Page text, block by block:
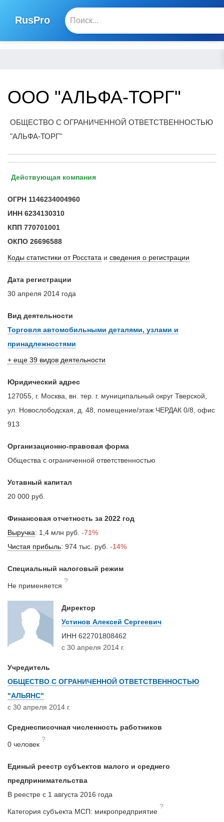
RusPro
ООО "АЛЬФА-ТОРГ"
ОБЩЕСТВО С ОГРАНИЧЕННОЙ ОТВЕТСТВЕННОСТЬЮ
"АЛЬФА-ТОРГ"
Действующая компания
ОГРН 1146234004960
ИНН 6234130310
КПП 770701001
ОКПО 26696588
Коды статистики от Росстата и сведения о регистрации
Дата регистрации
30 апреля 2014 года
Вид деятельности
Торговля автомобильными деталями, узлами и
принадлежностями
+ еще 39 видов деятельности
Юридический адрес
127055, г. Москва, вн. тер. г. муниципальный округ Тверской,
ул. Новослободская, д. 48, помещение/этаж ЧЕРДАК 0/8, офис
913
Организационно-правовая форма
Общества с ограниченной ответственностью
Уставный капитал
20 000 руб.
Финансовая отчетность за 2022 год
Выручка: 1,4 млн руб. -71%
Чистая прибыль: 974 тыс. руб. -14%
Специальный налоговый режим
Не применяется
?
Директор
Устинов Алексей Сергеевич
ИНН 622701808462
с 30 апреля 2014 г.
Учредитель
ОБЩЕСТВО С ОГРАНИЧЕННОЙ ОТВЕТСТВЕННОСТЬЮ
"АЛЬЯНС"
с 30 апреля 2014 г.
Среднесписочная численность работников
0 человек
?
Единый реестр субъектов малого и среднего
предпринимательства
В реестре с 1 августа 2016 года
Категория субъекта МСП: микропредприятие
?